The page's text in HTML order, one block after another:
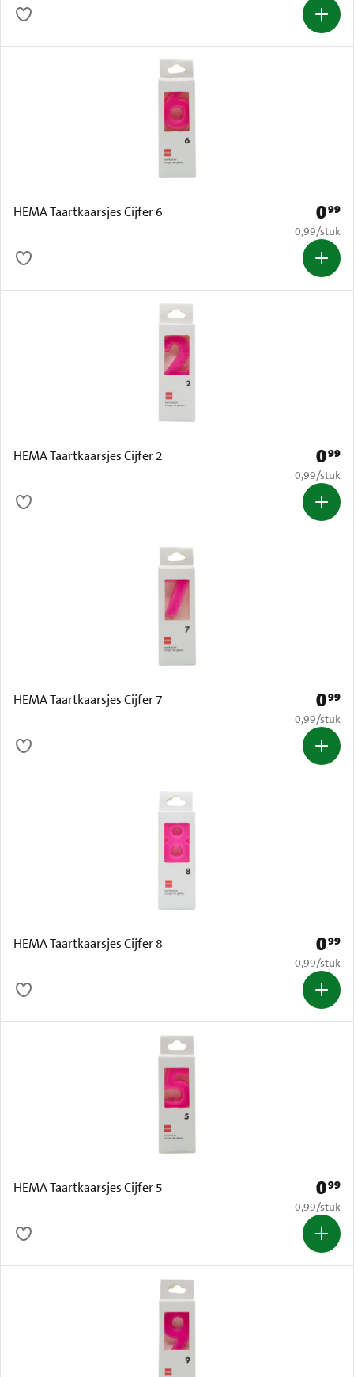
HEMA Taartkaarsjes Cijfer 6 Prijs:
099
€ 0,99 per
0,99/stuk
HEMA Taartkaarsjes Cijfer 2 Prijs:
099
€ 0,99 per
0,99/stuk
HEMA Taartkaarsjes Cijfer 7 Prijs:
099
€ 0,99 per
0,99/stuk
HEMA Taartkaarsjes Cijfer 8 Prijs:
099
€ 0,99 per
0,99/stuk
HEMA Taartkaarsjes Cijfer 5 Prijs:
099
€ 0,99 per
0,99/stuk